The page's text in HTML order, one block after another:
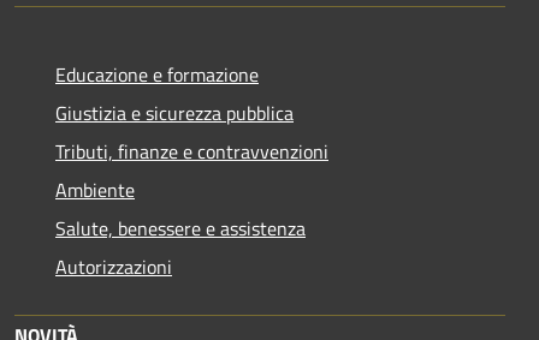
Educazione e formazione
Giustizia e sicurezza pubblica
Tributi, finanze e contravvenzioni
Ambiente
Salute, benessere e assistenza
Autorizzazioni